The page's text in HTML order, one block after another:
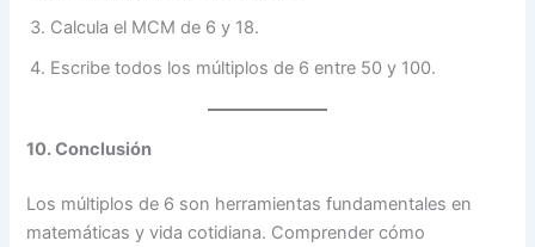
Calcula el MCM de 6 y 18.
Escribe todos los múltiplos de 6 entre 50 y 100.
10. Conclusión
Los múltiplos de 6 son herramientas fundamentales en
matemáticas y vida cotidiana. Comprender cómo